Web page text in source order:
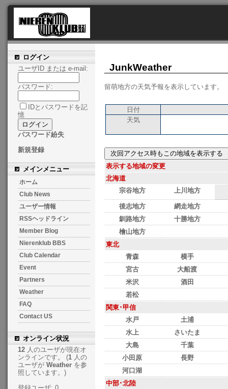
ログイン
ユーザID または e-mail:
パスワード:
IDとパスワードを記
憶
パスワード紛失
新規登録
メインメニュー
ホーム
Club News
ユーザー情報
RSSヘッドライン
Member Blog
Nierenklub BBS
Club Calendar
Event
Partners
Weather
FAQ
Contact US
オンライン状況
12 人のユーザが現在オ
ンラインです。 (1 人の
ユーザが Weather を参
照しています。)
JunkWeather
留萌地方の天気予報を表示しています。
日付
天気
表示する地域の変更
北海道
宗谷地方
上川地方
後志地方
網走地方
釧路地方
十勝地方
檜山地方
東北
青森
横手
宮古
大船渡
米沢
酒田
若松
関東･甲信
水戸
土浦
水上
さいたま
大島
千葉
小田原
長野
河口湖
中部･北陸